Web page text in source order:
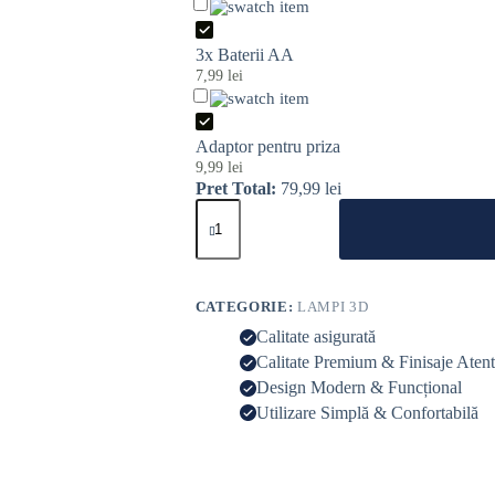
3x Baterii AA
7,99 lei
Adaptor pentru priza
9,99 lei
Pret Total: 79,99 lei
CATEGORIE: LAMPI 3D
Calitate asigurată
Calitate Premium & Finisaje
Design Modern & Funcțional
Utilizare Simplă & Confortabilă